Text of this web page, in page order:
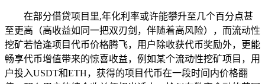
在部分借贷项目里,年化利率或许能攀升至几个百分点甚
至更高（高收益如同一把双刃剑，伴随着高风险），而流动性
挖矿若恰逢项目代币价格腾飞，用户除收获代币奖励外，更能
畅享代币增值带来的惊喜收益，例如某个流动性挖矿项目，用
户投入USDT和ETH，获得的项目代币在一段时间内价格翻